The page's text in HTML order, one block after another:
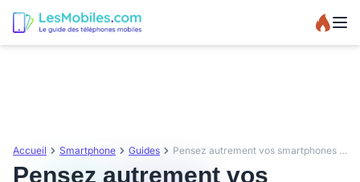
Accueil Smartphone Guides Pensez autrement vos smartphones avec Nothing !
Pensez autrement vos